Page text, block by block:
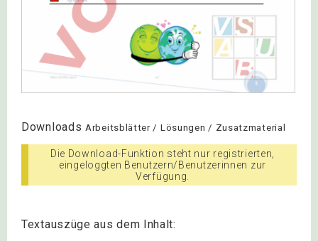
Downloads Arbeitsblätter / Lösungen / Zusatzmaterial
Die Download-Funktion steht nur registrierten,
eingeloggten Benutzern/Benutzerinnen zur
Verfügung.
Textauszüge aus dem Inhalt: